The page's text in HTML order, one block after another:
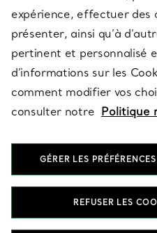
QUESTIONS LÉGALES
SUIVEZ-NOUS
expérience, effectuer des
présenter, ainsi qu’à
pertinent et personnalisé
d’informations sur les
comment modifier vos
consulter notre Politique
GÉRER LES
REFUSER LES